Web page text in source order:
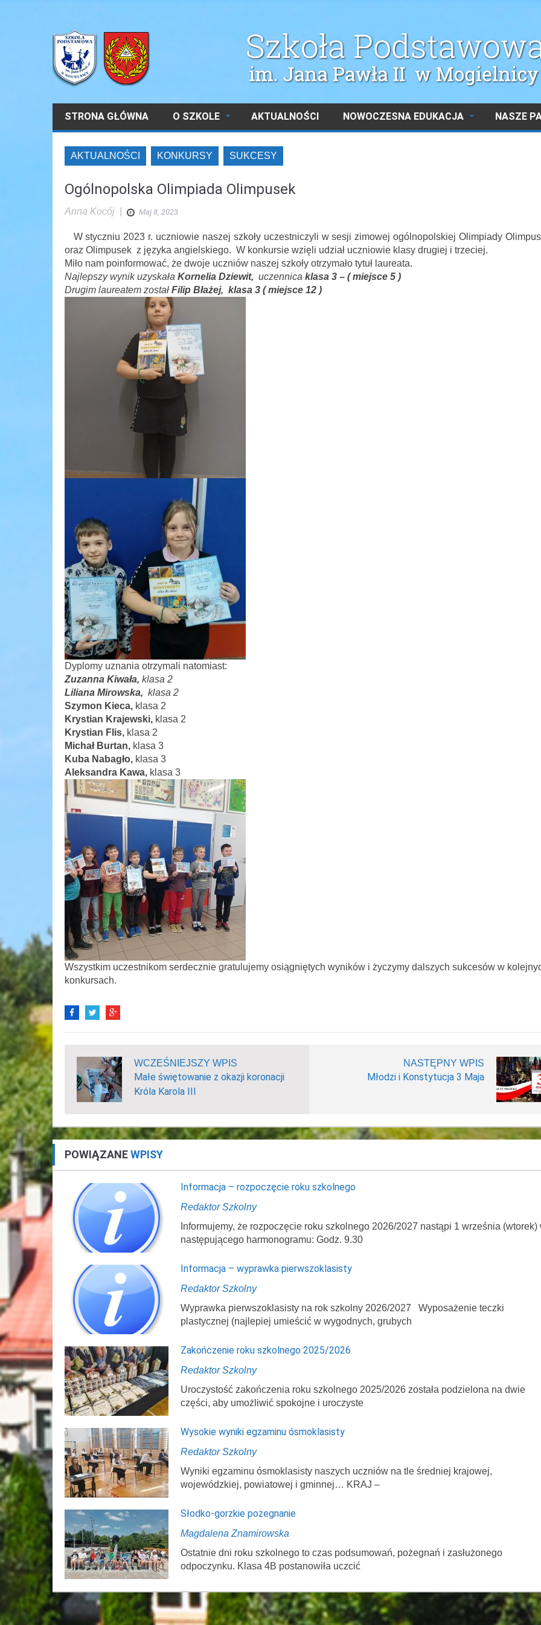
STRONA GŁÓWNA O SZKOLE AKTUALNOŚCI NOWOCZESNA EDUKACJA NASZE
AKTUALNOŚCI KONKURSY SUKCESY
Ogólnopolska Olimpiada Olimpusek
Anna Kocój Maj 8, 2023
W styczniu 2023 r. uczniowie naszej szkoły uczestniczyli w sesji zimowej ogólnopolskiej Olimpiady
oraz Olimpusek z języka angielskiego. W konkursie wzięli udział uczniowie klasy drugiej i trzeciej.
Miło nam poinformować, że dwoje uczniów naszej szkoły otrzymało tytuł laureata.
Najlepszy wynik uzyskała Kornelia Dziewit, uczennica klasa 3 – ( miejsce 5 )
Drugim laureatem został Filip Błażej, klasa 3 ( miejsce 12 )
Dyplomy uznania otrzymali natomiast:
Zuzanna Kiwała, klasa 2
Liliana Mirowska, klasa 2
Szymon Kieca, klasa 2
Krystian Krajewski, klasa 2
Krystian Flis, klasa 2
Michał Burtan, klasa 3
Kuba Nabagło, klasa 3
Aleksandra Kawa, klasa 3
Wszystkim uczestnikom serdecznie gratulujemy osiągniętych wyników i życzymy dalszych sukcesów w
konkursach.
WCZEŚNIEJSZY WPIS
Małe świętowanie z okazji koronacji
Króla Karola III
NASTĘPNY WPIS
Młodzi i Konstytucja 3 Maja
POWIĄZANEWPISY
Informacja – rozpoczęcie roku szkolnego
Redaktor Szkolny
Informujemy, że rozpoczęcie roku szkolnego 2026/2027 nastąpi 1 września (wtorek)
następującego harmonogramu: Godz. 9.30
Informacja – wyprawka pierwszoklasisty
Redaktor Szkolny
Wyprawka pierwszoklasisty na rok szkolny 2026/2027 Wyposażenie teczki
plastycznej (najlepiej umieścić w wygodnych, grubych
Zakończenie roku szkolnego 2025/2026
Redaktor Szkolny
Uroczystość zakończenia roku szkolnego 2025/2026 została podzielona na dwie
części, aby umożliwić spokojne i uroczyste
Wysokie wyniki egzaminu ósmoklasisty
Redaktor Szkolny
Wyniki egzaminu ósmoklasisty naszych uczniów na tle średniej krajowej,
wojewódzkiej, powiatowej i gminnej… KRAJ –
Słodko-gorzkie pożegnanie
Magdalena Znamirowska
Ostatnie dni roku szkolnego to czas podsumowań, pożegnań i zasłużonego
odpoczynku. Klasa 4B postanowiła uczcić